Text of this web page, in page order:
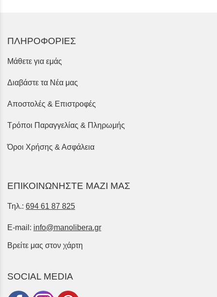
ΠΛΗΡΟΦΟΡΙΕΣ
Μάθετε για εμάς
Διαβάστε τα Νέα μας
Αποστολές & Επιστροφές
Τρόποι Παραγγελίας & Πληρωμής
Όροι Χρήσης & Ασφάλεια
ΕΠΙΚΟΙΝΩΝΗΣΤΕ ΜΑΖΙ ΜΑΣ
Τηλ.: 694 61 87 825
E-mail: info@manolibera.gr
Βρείτε μας στον χάρτη
SOCIAL MEDIA